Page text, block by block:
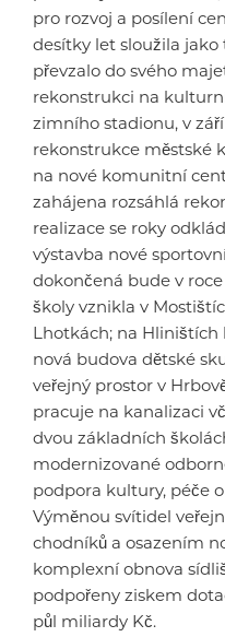
pro rozvoj a posílení
desítky let sloužila jako
převzalo do svého
rekonstrukci na
zimního stadionu, v
rekonstrukce městské
na nové komunitní
zahájena rozsáhlá
realizace se roky
výstavba nové
dokončená bude v
školy vznikla v
Lhotkách; na
nová budova dětské
veřejný prostor v
pracuje na kanalizaci
dvou základních
modernizované
podpora kultury, péče
Výměnou svítidel
chodníků a osazením
komplexní obnova
podpořeny ziskem
půl miliardy Kč.